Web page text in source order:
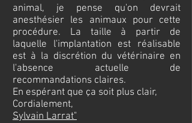
animal, je pense qu'on devrait
anesthésier les animaux pour cette
procédure. La taille à partir de
laquelle l'implantation est réalisable
est à la discrétion du vétérinaire en
l'absence actuelle de
recommandations claires.
En espérant que ça soit plus clair,
Cordialement,
Sylvain Larrat"